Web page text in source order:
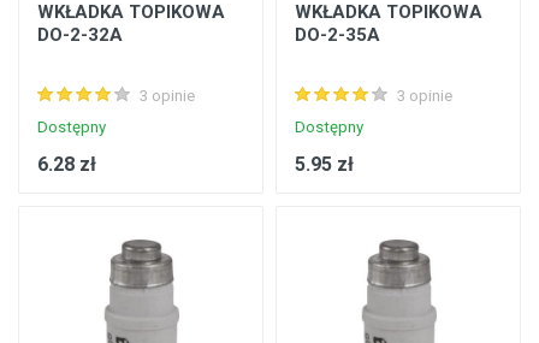
WKŁADKA TOPIKOWA
DO-2-32A
3 opinie
Dostępny
6.28 zł
WKŁADKA TOPIKOWA
DO-2-35A
3 opinie
Dostępny
5.95 zł